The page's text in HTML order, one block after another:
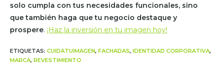
solo cumpla con tus necesidades funcionales, sino
que también haga que tu negocio destaque y
prospere. ¡Haz la inversión en tu imagen hoy!
ETIQUETAS: CUIDATUIMAGEN, FACHADAS, IDENTIDAD CORPORATIVA,
MARCA, REVESTIMIENTO